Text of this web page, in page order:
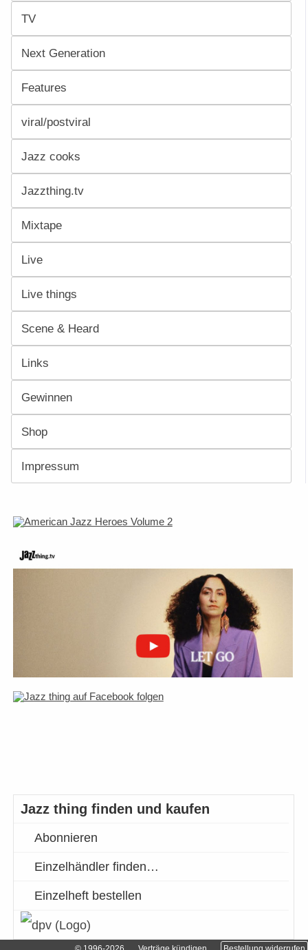
TV
Next Generation
Features
viral/postviral
Jazz cooks
Jazzthing.tv
Mixtape
Live
Live things
Scene & Heard
Links
Gewinnen
Shop
Impressum
Jazz thing finden und kaufen
Abonnieren
Einzelhändler finden…
Einzelheft bestellen